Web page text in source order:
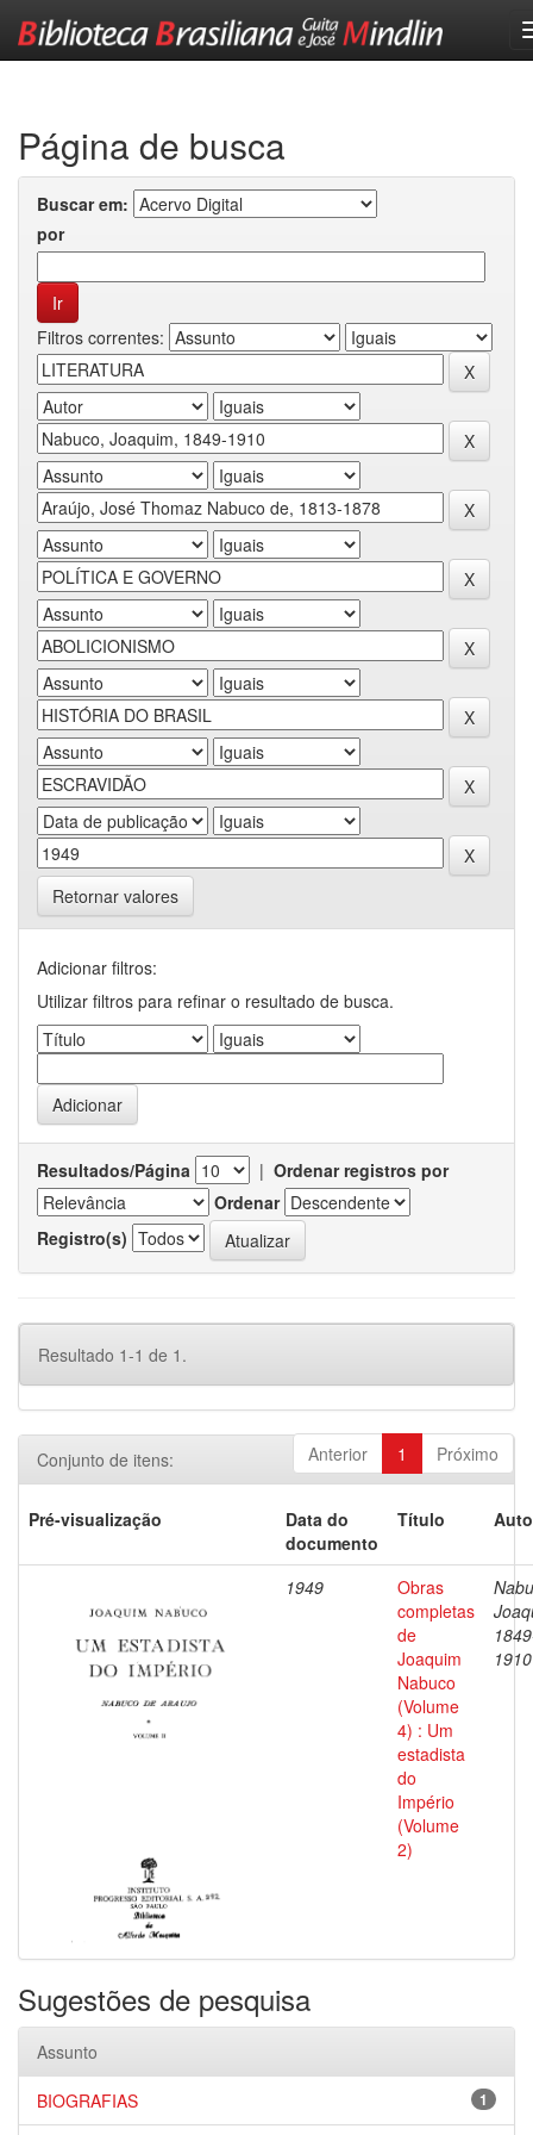
Página de busca
Buscar em:
por
Filtros correntes:
Retornar valores
Adicionar filtros:
Utilizar filtros para refinar o resultado de busca.
Resultados/Página | Ordenar registros por
Ordenar
Registro(s)
Resultado 1-1 de 1.
Anterior 1 Próximo
Conjunto de itens:
Pré-visualização
Data do
documento
Título
1949
Obras
completas
de
Joaquim
Nabuco
(Volume
4) : Um
estadista
do
Império
(Volume
2)
1910
Sugestões de pesquisa
Assunto
1
BIOGRAFIAS